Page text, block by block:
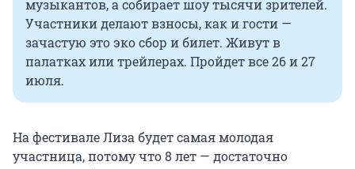
музыкантов, а собирает шоу тысячи зрителей.
Участники делают взносы, как и гости —
зачастую это эко сбор и билет. Живут в
палатках или трейлерах. Пройдет все 26 и 27
июля.
На фестивале Лиза будет самая молодая
участница, потому что 8 лет — достаточно